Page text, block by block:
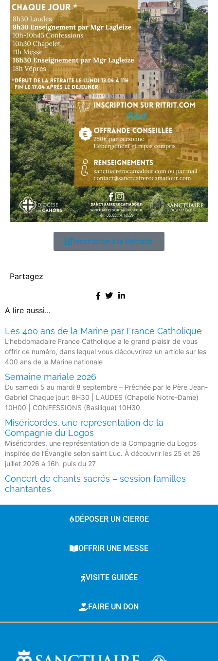
Inscription à la Retraite
Partagez
A lire aussi...
Les 400 ans de la Marine par France Catholique
L’hebdomadaire France Catholique a le grand plaisir de vous
offrir ce numéro, dans lequel vous découvrirez un article sur les
400 ans de la Marine nationale
Semaine mariale 2026
Du samedi 5 au mardi 8 septembre – Prêchée par le Père Jean-
Gabriel Chaque jour: 8H30 | LAUDES (Chapelle Notre-Dame)
10H00 | CONFESSIONS (Basilique) 10H30
Miséricordes, une représentation de la
Compagnie du Logos
Miséricordes, une représentation de la Compagnie du Logos
inspirée de l’Évangile selon saint Luc. À découvrir les 25 et 26
juillet 2026 à 16h puis du 27
Concert de chants sacrés – session familles
chantantes
DÉPOSER UN CIERGE
OFFRIR UNE MESSE
VISITE GUIDÉE
FAIRE UN DON